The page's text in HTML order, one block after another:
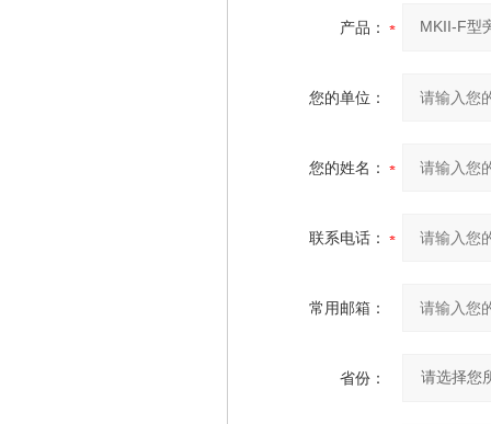
产品：
您的单位：
您的姓名：
联系电话：
常用邮箱：
省份：